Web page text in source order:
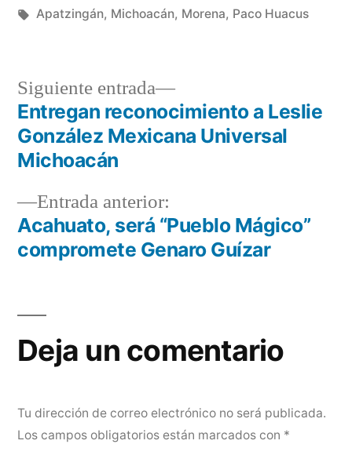
en
Etiquetas:
Apatzingán, Michoacán, Morena, Paco Huacus
Navegación
de
entradas
Entrada anterior:
anterior:
Acahuato, será “Pueblo Mágico”
compromete Genaro Guízar
Siguiente entrada
Siguiente
entrada:
Entregan reconocimiento a Leslie
González Mexicana Universal
Michoacán
Deja un comentario
Tu dirección de correo electrónico no será publicada.
Los campos obligatorios están marcados con *